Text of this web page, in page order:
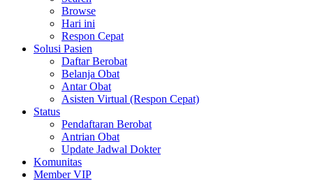
Browse
Hari ini
Respon Cepat
Solusi Pasien
Daftar Berobat
Belanja Obat
Antar Obat
Asisten Virtual (Respon Cepat)
Status
Pendaftaran Berobat
Antrian Obat
Update Jadwal Dokter
Komunitas
Member VIP